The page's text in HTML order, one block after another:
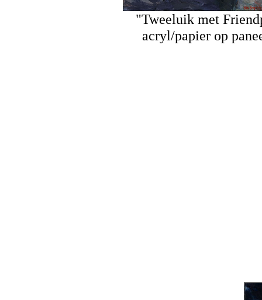
"Tweeluik met
acryl/papier op